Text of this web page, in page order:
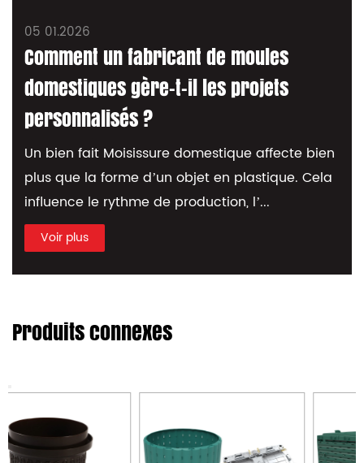
production of the injection mould can be
considered completed. Moule pour bac
à compost de jardin making is a high-
tech processing. OEM/ODM optional.
05 01.2026
Comment un fabricant de moules
domestiques gère-t-il les projets
personnalisés ?
Un bien fait Moisissure domestique affecte bien
plus que la forme d’un objet en plastique. Cela
influence le rythme de production, l’...
Voir plus
Produits connexes